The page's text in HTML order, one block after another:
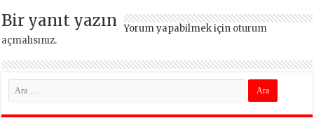
Bir yanıt yazın Yorum yapabilmek için oturum
açmalısınız.